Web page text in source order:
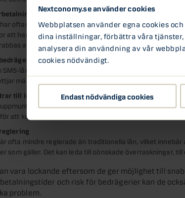
Nextconomy.se använder cookies
Webbplatsen använder egna cookies
dina inställningar, förbättra våra
analysera din användning av vår
cookies nödvändigt.
Endast nödvändiga cookies
oftast en kort återbetalningstid på bara några veckor
att hantera, särskilt om de redan har problem med sin
av extra avgifter och förseningsavgifter.
SMS-lån kan ansökas online eller via SMS finns det risk
människors desperata situationer och tar ut höga
till impulsiva köp
till impulsiva köp, vilket kan leda till onödiga
att köpa något du egentligen inte har råd med, kan det
ofta mindre reglerade än traditionella lån, vilket
som gäller. Det kan leda till oönskade överraskningar,
vara lockande eftersom de ger möjlighet till
och risk för bedrägerier kan de
problem.